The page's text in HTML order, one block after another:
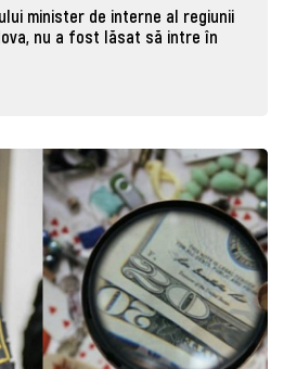
minister de interne al regiunii
nu a fost lăsat să intre în